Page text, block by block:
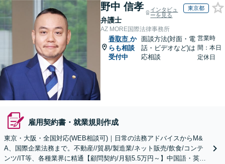
野中 信孝
弁護士
インタビュ
ーを見る
東京都
AZ MORE国際法律事務所
香取市 か
らも相談
受付中
面談方法(対面・電
話・ビデオなど)は
応相談
営業時
間：本日
定休日
雇用契約書・就業規則作成
東京・大阪・全国対応(WEB相談可)｜日常の法務アドバイスからM&
A、国際企業法務まで。不動産//貿易/製造業/ネット販売/飲食/コンテ
ンツ/IT等、各種業界に精通【顧問契約/月額5.5万円～】中国語・英